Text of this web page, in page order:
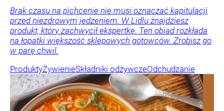
Brak czasu na pichcenie nie musi oznaczać kapitulacji
przed niezdrowym jedzeniem. W Lidlu znajdziesz
produkt, który zachwycił ekspertkę. Ten obiad rozkłada
na łopatki większość sklepowych gotowców. Zrobisz go
w parę chwil.
ProduktyŻywienieSkładniki odżywczeOdchudzanie